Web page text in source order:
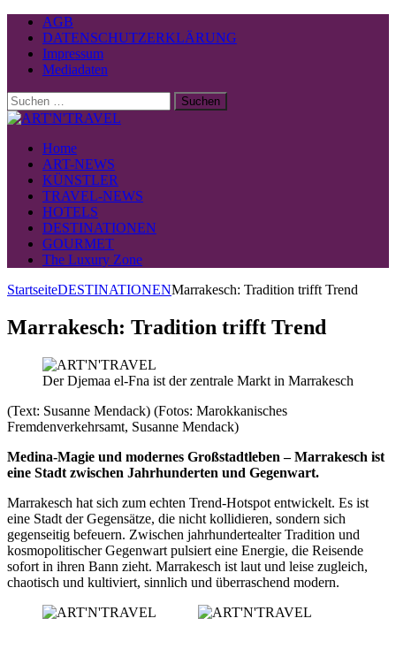
AGB
DATENSCHUTZERKLÄRUNG
Impressum
Mediadaten
Suchen
nach:
Home
ART-NEWS
KÜNSTLER
TRAVEL-NEWS
HOTELS
DESTINATIONEN
GOURMET
The Luxury Zone
StartseiteDESTINATIONENMarrakesch: Tradition trifft Trend
Marrakesch: Tradition trifft Trend
Der Djemaa el-Fna ist der zentrale Markt in Marrakesch
(Text: Susanne Mendack) (Fotos: Marokkanisches
Fremdenverkehrsamt, Susanne Mendack)
Medina-Magie und modernes Großstadtleben – Marrakesch ist
eine Stadt zwischen Jahrhunderten und Gegenwart.
Marrakesch hat sich zum echten Trend-Hotspot entwickelt. Es ist
eine Stadt der Gegensätze, die nicht kollidieren, sondern sich
gegenseitig befeuern. Zwischen jahrhundertealter Tradition und
kosmopolitischer Gegenwart pulsiert eine Energie, die Reisende
sofort in ihren Bann zieht. Marrakesch ist laut und leise zugleich,
chaotisch und kultiviert, sinnlich und überraschend modern.